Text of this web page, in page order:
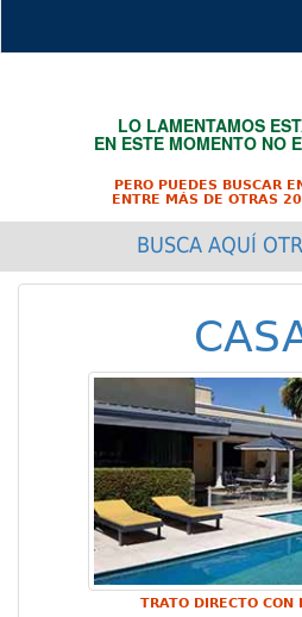
LO LAMENTAMOS
EN ESTE MOMENTO NO
PERO PUEDES BUSCAR
ENTRE MÁS DE OTRAS
BUSCA AQUÍ
TRATO DIRECTO CON